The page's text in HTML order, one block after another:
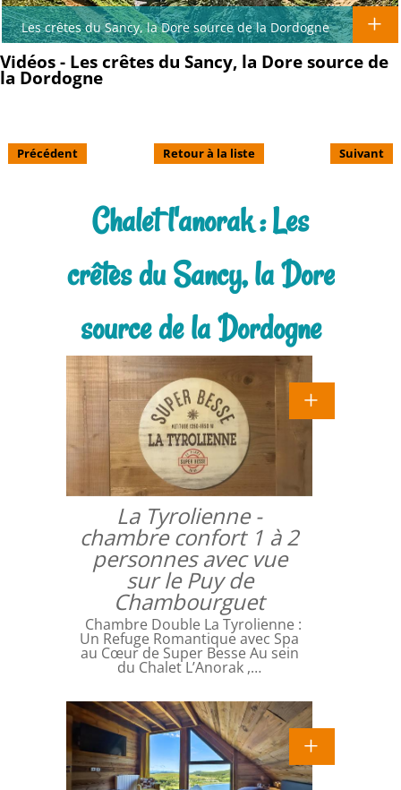
Les crêtes du Sancy, la Dore source de la Dordogne
Vidéos - Les crêtes du Sancy, la Dore source de
la Dordogne
Précédent Retour à la liste Suivant
Chalet l'anorak : Les
crêtes du Sancy, la Dore
source de la Dordogne
La Tyrolienne -
chambre confort 1 à 2
personnes avec vue
sur le Puy de
Chambourguet
Chambre Double La Tyrolienne :
Un Refuge Romantique avec Spa
au Cœur de Super Besse Au sein
du Chalet L’Anorak ,…